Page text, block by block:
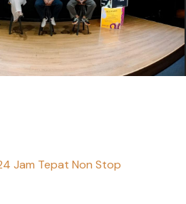
Jam Tepat Non Stop